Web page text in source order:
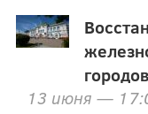
13 июня —